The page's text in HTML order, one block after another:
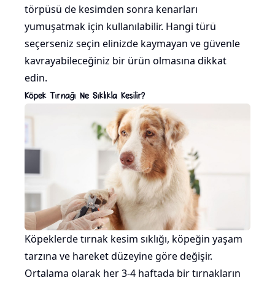
törpüsü de kesimden sonra kenarları
yumuşatmak için kullanılabilir. Hangi türü
seçerseniz seçin elinizde kaymayan ve güvenle
kavrayabileceğiniz bir ürün olmasına dikkat
edin.
Köpek Tırnağı Ne Sıklıkla Kesilir?
Köpeklerde tırnak kesim sıklığı, köpeğin yaşam
tarzına ve hareket düzeyine göre değişir.
Ortalama olarak her 3-4 haftada bir tırnakların